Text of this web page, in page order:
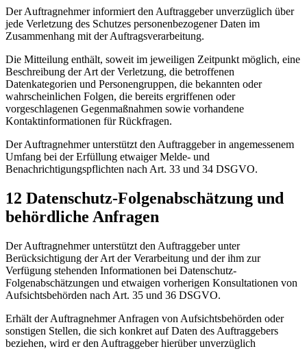
Der Auftragnehmer informiert den Auftraggeber unverzüglich über
jede Verletzung des Schutzes personenbezogener Daten im
Zusammenhang mit der Auftragsverarbeitung.
Die Mitteilung enthält, soweit im jeweiligen Zeitpunkt möglich, eine
Beschreibung der Art der Verletzung, die betroffenen
Datenkategorien und Personengruppen, die bekannten oder
wahrscheinlichen Folgen, die bereits ergriffenen oder
vorgeschlagenen Gegenmaßnahmen sowie vorhandene
Kontaktinformationen für Rückfragen.
Der Auftragnehmer unterstützt den Auftraggeber in angemessenem
Umfang bei der Erfüllung etwaiger Melde- und
Benachrichtigungspflichten nach Art. 33 und 34 DSGVO.
12 Datenschutz-Folgenabschätzung und
behördliche Anfragen
Der Auftragnehmer unterstützt den Auftraggeber unter
Berücksichtigung der Art der Verarbeitung und der ihm zur
Verfügung stehenden Informationen bei Datenschutz-
Folgenabschätzungen und etwaigen vorherigen Konsultationen von
Aufsichtsbehörden nach Art. 35 und 36 DSGVO.
Erhält der Auftragnehmer Anfragen von Aufsichtsbehörden oder
sonstigen Stellen, die sich konkret auf Daten des Auftraggebers
beziehen, wird er den Auftraggeber hierüber unverzüglich